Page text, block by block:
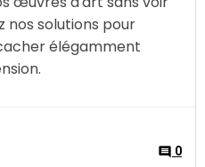
nos solutions pour
élégamment
comment 0